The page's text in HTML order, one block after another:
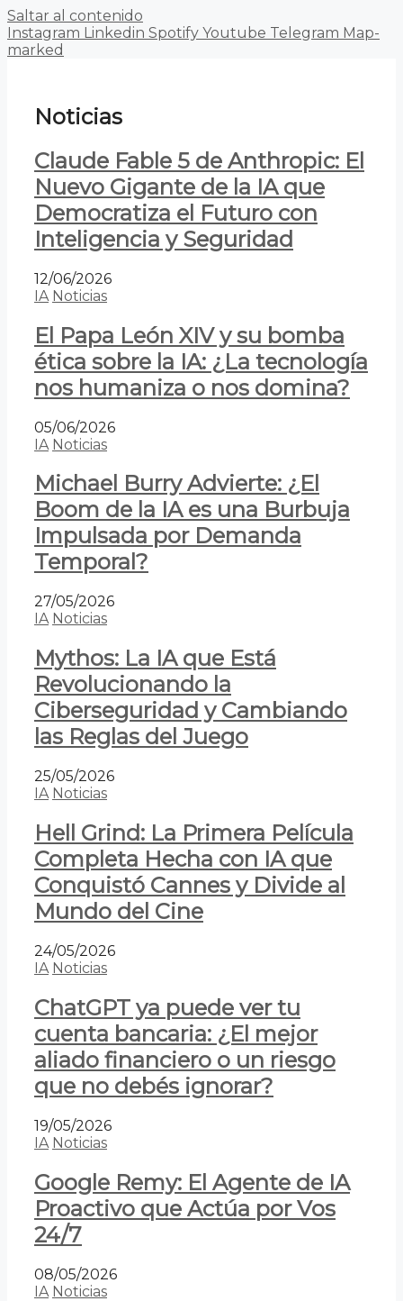
Saltar al contenido
Instagram Linkedin Spotify Youtube Telegram Map-
marked
Noticias
Claude Fable 5 de Anthropic: El
Nuevo Gigante de la IA que
Democratiza el Futuro con
Inteligencia y Seguridad
12/06/2026
IA Noticias
El Papa León XIV y su bomba
ética sobre la IA: ¿La tecnología
nos humaniza o nos domina?
05/06/2026
IA Noticias
Michael Burry Advierte: ¿El
Boom de la IA es una Burbuja
Impulsada por Demanda
Temporal?
27/05/2026
IA Noticias
Mythos: La IA que Está
Revolucionando la
Ciberseguridad y Cambiando
las Reglas del Juego
25/05/2026
IA Noticias
Hell Grind: La Primera Película
Completa Hecha con IA que
Conquistó Cannes y Divide al
Mundo del Cine
24/05/2026
IA Noticias
ChatGPT ya puede ver tu
cuenta bancaria: ¿El mejor
aliado financiero o un riesgo
que no debés ignorar?
19/05/2026
IA Noticias
Google Remy: El Agente de IA
Proactivo que Actúa por Vos
24/7
08/05/2026
IA Noticias